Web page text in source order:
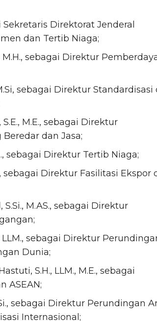
Sekretaris Direktorat Jenderal
dan Tertib Niaga;
M.H., sebagai Direktur
sebagai Direktur Standardisasi
M.E., sebagai Direktur
dan Jasa;
sebagai Direktur Tertib Niaga;
sebagai Direktur Fasilitasi Ekspor
M.AS., sebagai Direktur
LLM., sebagai Direktur
Dunia;
S.H., LLM., M.E., sebagai
ASEAN;
sebagai Direktur Perundingan
Internasional;